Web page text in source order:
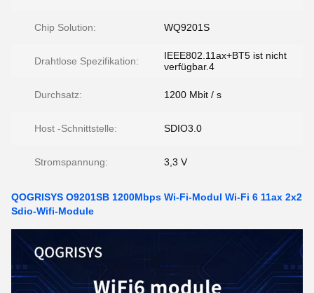
Chip Solution: WQ9201S
Drahtlose Spezifikation:
IEEE802.11ax+BT5 ist nicht
verfügbar.4
Durchsatz: 1200 Mbit / s
Host -Schnittstelle: SDIO3.0
Stromspannung: 3,3 V
QOGRISYS O9201SB 1200Mbps Wi-Fi-Modul Wi-Fi 6 11ax 2x2
Sdio-Wifi-Module